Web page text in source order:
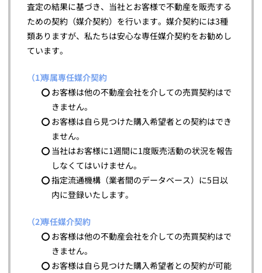
査定の結果に基づき、当社とお客様で不動産を販売する
ための契約（媒介契約）を行います。媒介契約には3種
類ありますが、私たちは安心な専任媒介契約をお勧めし
ています。
専属専任媒介契約
お客様は他の不動産会社を介しての売買契約はで
きません。
お客様は自ら見つけた購入希望者との契約はでき
ません。
当社はお客様に1週間に1度販売活動の状況を報告
しなくてはいけません。
指定流通機構（業者間のデータベース）に5日以
内に登録いたします。
専任媒介契約
お客様は他の不動産会社を介しての売買契約はで
きません。
お客様は自ら見つけた購入希望者との契約が可能